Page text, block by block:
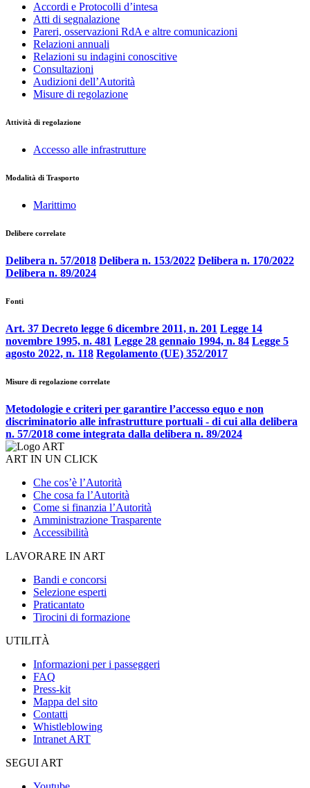
Accordi e Protocolli d’intesa
Atti di segnalazione
Pareri, osservazioni RdA e altre comunicazioni
Relazioni annuali
Relazioni su indagini conoscitive
Consultazioni
Audizioni dell’Autorità
Misure di regolazione
Attività di regolazione
Accesso alle infrastrutture
Modalità di Trasporto
Marittimo
Delibere correlate
Delibera n. 57/2018 Delibera n. 153/2022 Delibera n. 170/2022
Delibera n. 89/2024
Fonti
Art. 37 Decreto legge 6 dicembre 2011, n. 201 Legge 14
novembre 1995, n. 481 Legge 28 gennaio 1994, n. 84 Legge 5
agosto 2022, n. 118 Regolamento (UE) 352/2017
Misure di regolazione correlate
Metodologie e criteri per garantire l’accesso equo e non
discriminatorio alle infrastrutture portuali - di cui alla delibera
n. 57/2018 come integrata dalla delibera n. 89/2024
ART IN UN CLICK
Che cos’è l’Autorità
Che cosa fa l’Autorità
Come si finanzia l’Autorità
Amministrazione Trasparente
Accessibilità
LAVORARE IN ART
Bandi e concorsi
Selezione esperti
Praticantato
Tirocini di formazione
UTILITÀ
Informazioni per i passeggeri
FAQ
Press-kit
Mappa del sito
Contatti
Whistleblowing
Intranet ART
SEGUI ART